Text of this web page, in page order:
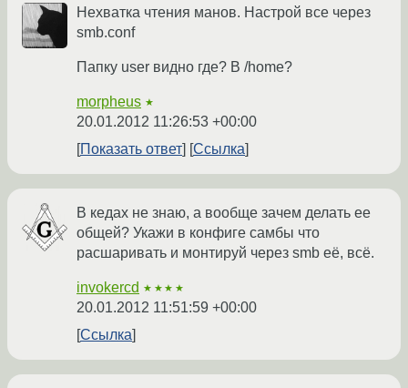
Нехватка чтения манов. Настрой все через
smb.conf
Папку user видно где? В /home?
morpheus ★
20.01.2012 11:26:53 +00:00
Показать ответ
Ссылка
В кедах не знаю, а вообще зачем делать ее
общей? Укажи в конфиге самбы что
расшаривать и монтируй через smb её, всё.
invokercd ★★★★
20.01.2012 11:51:59 +00:00
Ссылка